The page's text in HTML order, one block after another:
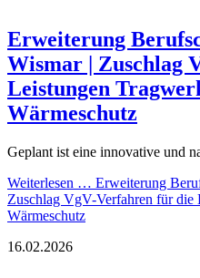
Erweiterung
Wismar | Zuschlag
Leistungen
Wärmeschutz
Geplant ist eine innovative und
Weiterlesen … Erweiterung
Zuschlag VgV-Verfahren für
Wärmeschutz
16.02.2026